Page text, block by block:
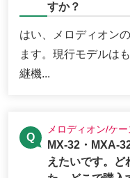
すか？
はい、メロディオン
ます。現行モデルは
継機...
メロディオン/ケー
MX-32・MXA-
えたいです。ど